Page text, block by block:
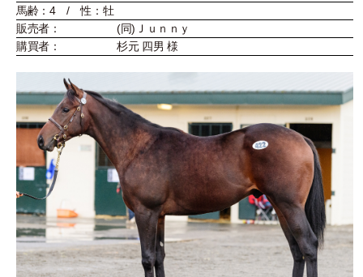
馬齢：4 / 性：牡
販売者：
(同)Ｊｕｎｎｙ
購買者：
杉元 四男 様